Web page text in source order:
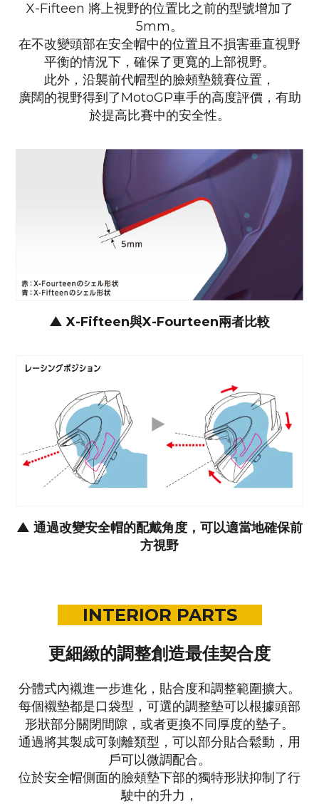
X-Fifteen 將上視野的位置比之前的型號增加了
5mm。
在不改變頭部在安全帽中的位置且不損害垂直視野
平衡的情況下， 確保了更寬的上部視野。
此外，沿襲前代帽型的臉頰墊競賽位置，
廣闊的視野得到了MotoGP車手的高度評價， 有助
於提高比賽中的安全性。
▲ X-Fifteen與X-Fourteen兩者比較
▲ 通過改變安全帽的配戴角度，可以適當地確保前
方視野
INTERIOR PARTS
更細緻的調整創造最佳契合度
分體式內襯進一步進化，貼合度和調整範圍擴大。
每個襯墊都是口袋型， 可選的調整墊可以根據頭部
形狀部分關閉間隙， 或者更換不同厚度的墊子。
通過將其製成可剝離類型，可以部分貼合鬆動，用
戶可以微調配合。
位於安全帽側面的臉頰墊下部的獨特形狀抑制了行
駛中的升力，